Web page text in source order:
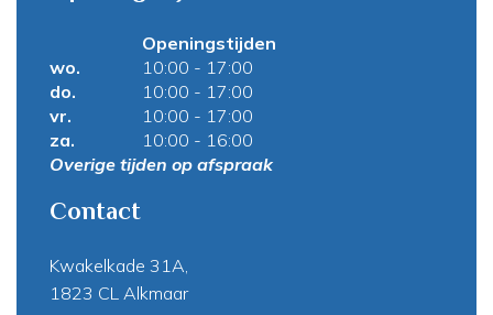
Openingstijden
wo.
10:00 - 17:00
do.
10:00 - 17:00
vr.
10:00 - 17:00
za.
10:00 - 16:00
Overige tijden op afspraak
Contact
Kwakelkade 31A,
1823 CL Alkmaar